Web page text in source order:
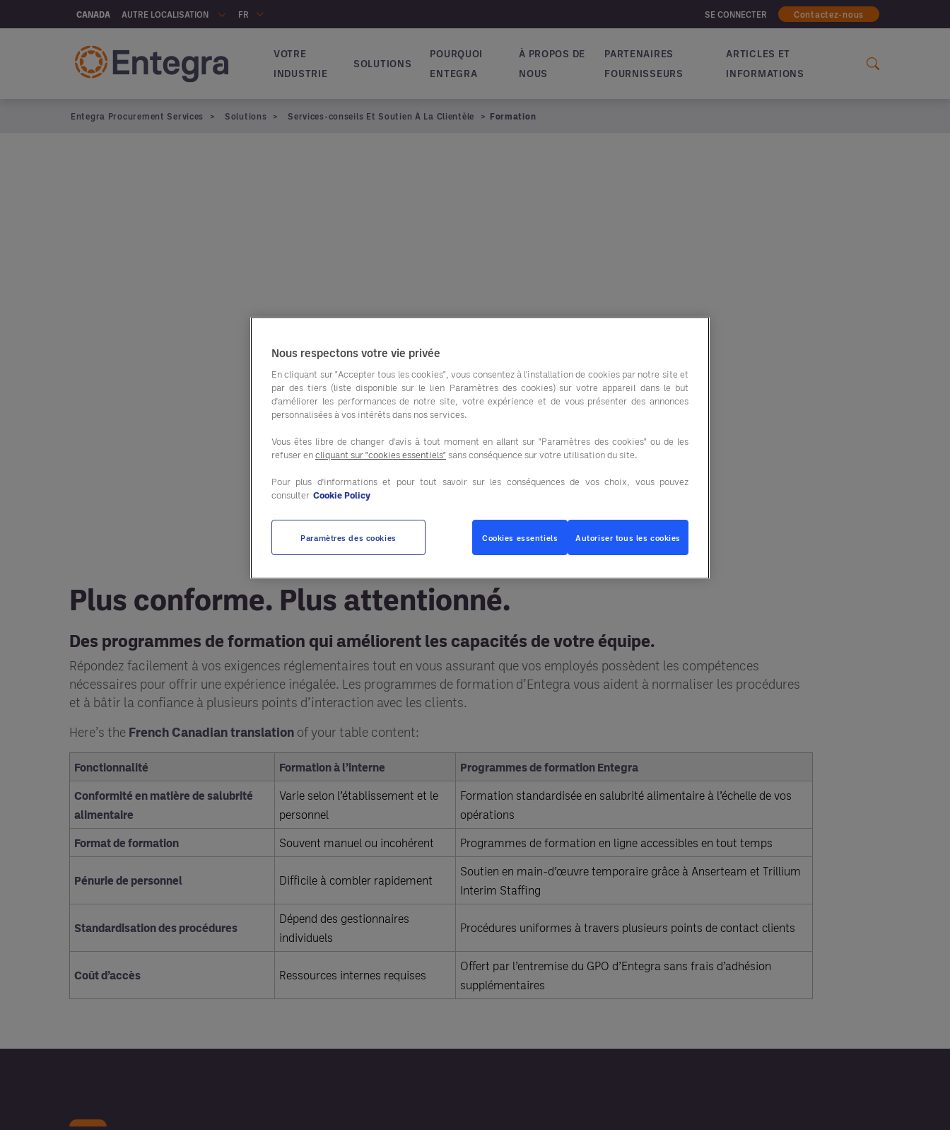
Skip to main content
CANADA AUTRE LOCALISATION FR SE CONNECTER Contactez-nous
Navigation principale
VOTRE
INDUSTRIE
SOLUTIONS
POURQUOI
ENTEGRA
À PROPOS DE
NOUS
PARTENAIRES
FOURNISSEURS
ARTICLES ET
INFORMATIONS
Entegra Procurement Services Solutions Services-conseils Et Soutien À La Clientèle Formation
Plus conforme. Plus attentionné.
Des programmes de formation qui améliorent les capacités de votre équipe.
Répondez facilement à vos exigences réglementaires tout en vous assurant que vos employés possèdent les compétences
nécessaires pour offrir une expérience inégalée. Les programmes de formation d’Entegra vous aident à normaliser les procédures
et à bâtir la confiance à plusieurs points d’interaction avec les clients.
Here’s the French Canadian translation of your table content:
Fonctionnalité Formation à l’interne Programmes de formation Entegra
Conformité en matière de salubrité
alimentaire
Varie selon l’établissement et le
personnel
Formation standardisée en salubrité alimentaire à l’échelle de vos
opérations
Format de formation Souvent manuel ou incohérent Programmes de formation en ligne accessibles en tout temps
Pénurie de personnel Difficile à combler rapidement
Soutien en main-d’œuvre temporaire grâce à Anserteam et Trillium
Interim Staffing
Standardisation des procédures
Dépend des gestionnaires
individuels
Procédures uniformes à travers plusieurs points de contact clients
Coût d’accès Ressources internes requises
Offert par l’entremise du GPO d’Entegra sans frais d’adhésion
supplémentaires
Nous respectons votre vie privée
En cliquant sur "Accepter tous les cookies", vous consentez à l'installation de cookies par notre site et
par des tiers (liste disponible sur le lien Paramètres des cookies) sur votre appareil dans le but
d'améliorer les performances de notre site, votre expérience et de vous présenter des annonces
personnalisées à vos intérêts dans nos services.
Vous êtes libre de changer d'avis à tout moment en allant sur "Paramètres des cookies" ou de les
refuser encliquant sur "cookies essentiels" sans conséquence sur votre utilisation du site.
Pour plus d'informations et pour tout savoir sur les conséquences de vos choix, vous pouvez
consulter Cookie Policy
Paramètres des cookies Cookies essentiels Autoriser tous les cookies